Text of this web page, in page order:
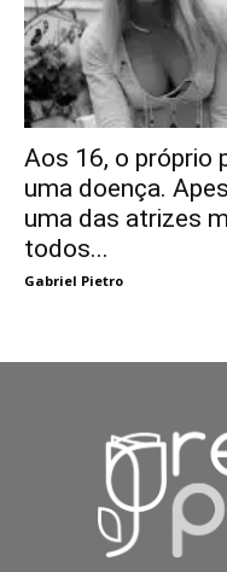
Aos 16, o próprio
uma doença.
uma das atrizes
todos...
Gabriel Pietro